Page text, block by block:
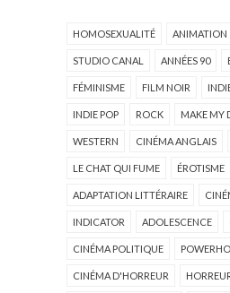
HOMOSEXUALITÉ ANIMATION
STUDIO CANAL ANNÉES 90
FÉMINISME FILM NOIR
INDIE POP ROCK MAKE MY
WESTERN CINÉMA ANGLAIS
LE CHAT QUI FUME ÉROTISME
ADAPTATION LITTÉRAIRE
INDICATOR ADOLESCENCE
CINÉMA POLITIQUE
CINÉMA D'HORREUR